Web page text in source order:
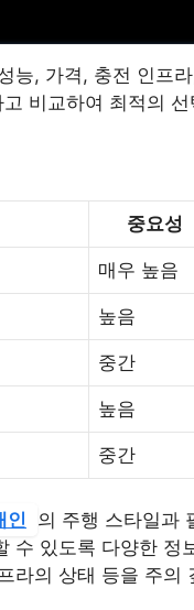
능, 가격, 충전 인프
비교하여 최적의 선
중요성
매우 높음
높음
중간
높음
중간
인
의 주행 스타일과
수 있도록 다양한 정
라의 상태 등을 주의